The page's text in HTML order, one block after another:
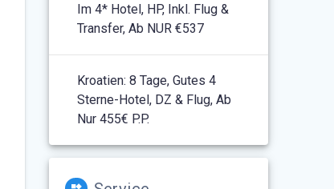
Im 4* Hotel, HP, Inkl. Flug &
Transfer, Ab NUR €537
Kroatien: 8 Tage, Gutes 4
Sterne-Hotel, DZ & Flug, Ab
Nur 455€ P.P.